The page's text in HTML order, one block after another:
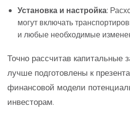
Установка и настройка:
могут включать
и любые необходимые
Точно рассчитав капитальные
лучше подготовлены к
финансовой модели
инвесторам.